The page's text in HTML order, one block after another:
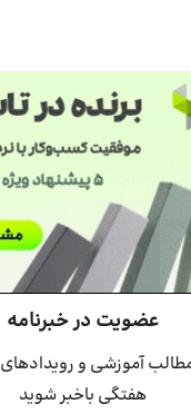
عضویت در خبرنامه
آموزشی و
هفتگی باخبر شوید